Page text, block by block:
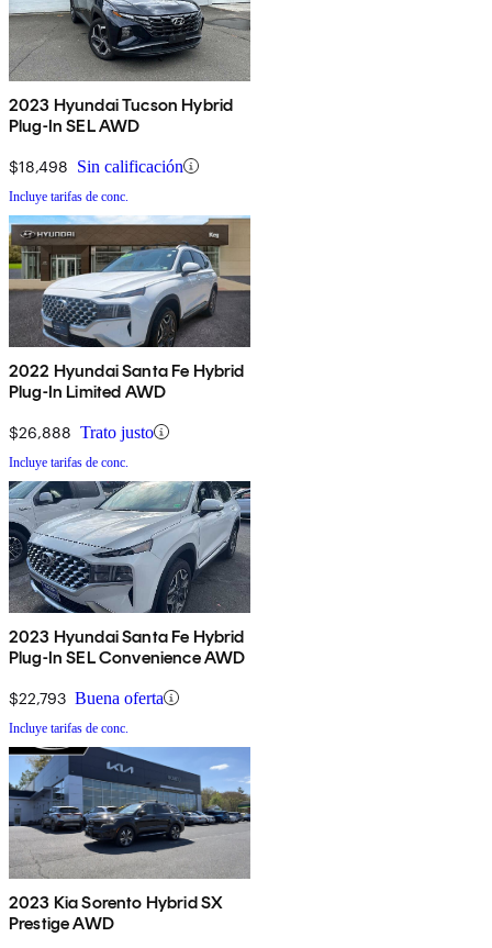
2023 Hyundai Tucson Hybrid
Plug-In SEL AWD
$18,498 Sin calificación
Incluye tarifas de conc.
2022 Hyundai Santa Fe Hybrid
Plug-In Limited AWD
$26,888 Trato justo
Incluye tarifas de conc.
2023 Hyundai Santa Fe Hybrid
Plug-In SEL Convenience AWD
$22,793 Buena oferta
Incluye tarifas de conc.
2023 Kia Sorento Hybrid SX
Prestige AWD